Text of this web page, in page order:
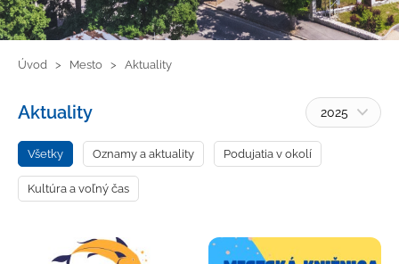
Úvod Mesto Aktuality
Aktuality
Všetky Oznamy a aktuality Podujatia v okolí
Kultúra a voľný čas
2025